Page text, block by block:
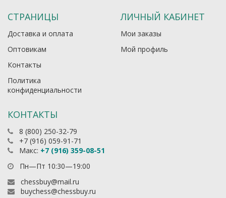
СТРАНИЦЫ
Доставка и оплата
Оптовикам
Контакты
Политика
конфиденциальности
ЛИЧНЫЙ КАБИНЕТ
Мои заказы
Мой профиль
КОНТАКТЫ
8 (800) 250-32-79
+7 (916) 059-91-71
Макс: +7 (916) 359-08-51
Пн—Пт 10:30—19:00
chessbuy@mail.ru
buychess@chessbuy.ru